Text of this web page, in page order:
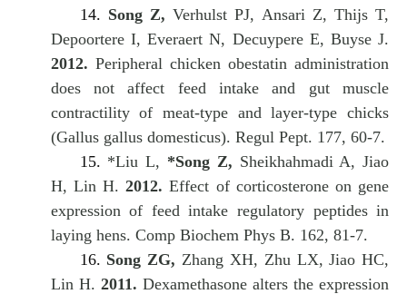
14. Song Z,Verhulst PJ, Ansari Z, Thijs T,
Depoortere I, Everaert N, Decuypere E, Buyse J.
2012. Peripheral chicken obestatin administration
does not affect feed intake and gut muscle
contractility of meat-type and layer-type chicks
(Gallus gallus domesticus). Regul Pept. 177, 60-7.
15. *Liu L, *Song Z, Sheikhahmadi A, Jiao
H, Lin H.2012. Effect of corticosterone on gene
expression of feed intake regulatory peptides in
laying hens. Comp Biochem Phys B. 162, 81-7.
16. Song ZG, Zhang XH, Zhu LX, Jiao HC,
Lin H. 2011. Dexamethasone alters the expression